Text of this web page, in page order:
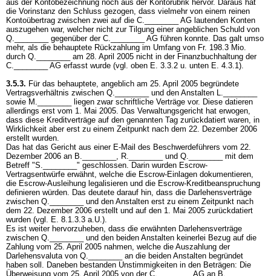
aus der Kontobezeichnung noch aus der Kontorubrik hervor. Daraus hat
die Vorinstanz den Schluss gezogen, dass vielmehr von einem reinen
Kontoübertrag zwischen zwei auf die C.________ AG lautenden Konten
auszugehen war, welcher nicht zur Tilgung einer angeblichen Schuld von
Q.________ gegenüber der C.________ AG führen konnte. Das galt umso
mehr, als die behauptete Rückzahlung im Umfang von Fr. 198.3 Mio.
durch Q.________ am 28. April 2005 nicht in der Finanzbuchhaltung der
C.________ AG erfasst wurde (vgl. oben E. 3.3.2 u. unten E. 4.3.1).
3.5.3. Für das behauptete, angeblich am 25. April 2005 begründete
Vertragsverhältnis zwischen Q.________ und den Anstalten L.________
sowie M.________ liegen zwar schriftliche Verträge vor. Diese datieren
allerdings erst vom 1. Mai 2005. Das Verwaltungsgericht hat erwogen,
dass diese Kreditverträge auf den genannten Tag zurückdatiert waren, in
Wirklichkeit aber erst zu einem Zeitpunkt nach dem 22. Dezember 2006
erstellt wurden.
Das hat das Gericht aus einer E-Mail des Beschwerdeführers vom 22.
Dezember 2006 an B.________, R.________ und Q.________ mit dem
Betreff "S.________" geschlossen. Darin wurden Escrow-
Vertragsentwürfe erwähnt, welche die Escrow-Einlagen dokumentieren,
die Escrow-Ausleihung legalisieren und die Escrow-Kreditbeanspruchung
definieren würden. Das deutete darauf hin, dass die Darlehensverträge
zwischen Q.________ und den Anstalten erst zu einem Zeitpunkt nach
dem 22. Dezember 2006 erstellt und auf den 1. Mai 2005 zurückdatiert
wurden (vgl. E. 8.1.3.3 a.U.).
Es ist weiter hervorzuheben, dass die erwähnten Darlehensverträge
zwischen Q.________ und den beiden Anstalten keinerlei Bezug auf die
Zahlung vom 25. April 2005 nahmen, welche die Auszahlung der
Darlehensvaluta von Q.________ an die beiden Anstalten begründet
haben soll. Daneben bestanden Unstimmigkeiten in den Beträgen: Die
Überweisung vom 25. April 2005 von der C.________ AG an B.________